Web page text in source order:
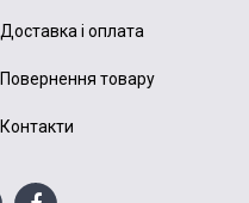
Доставка і оплата
Повернення товару
Контакти